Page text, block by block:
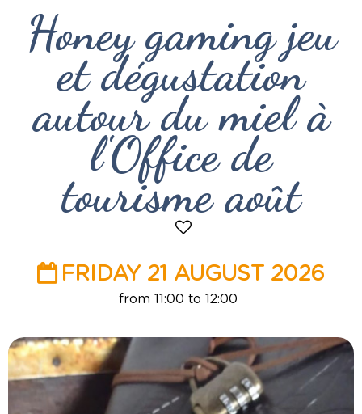
Honey gaming jeu
et dégustation
autour du miel à
l'Office de
tourisme août
FRIDAY 21 AUGUST 2026
from 11:00 to 12:00